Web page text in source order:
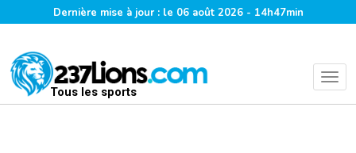
Dernière mise à jour : le 06 août 2026 - 14h47min
Tous les sports